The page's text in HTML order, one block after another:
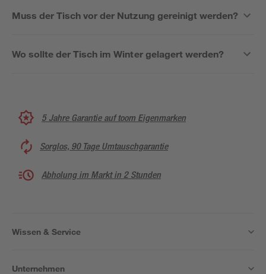
Muss der Tisch vor der Nutzung gereinigt werden?
Wo sollte der Tisch im Winter gelagert werden?
5 Jahre Garantie auf toom Eigenmarken
Sorglos, 90 Tage Umtauschgarantie
Abholung im Markt in 2 Stunden
Wissen & Service
Unternehmen